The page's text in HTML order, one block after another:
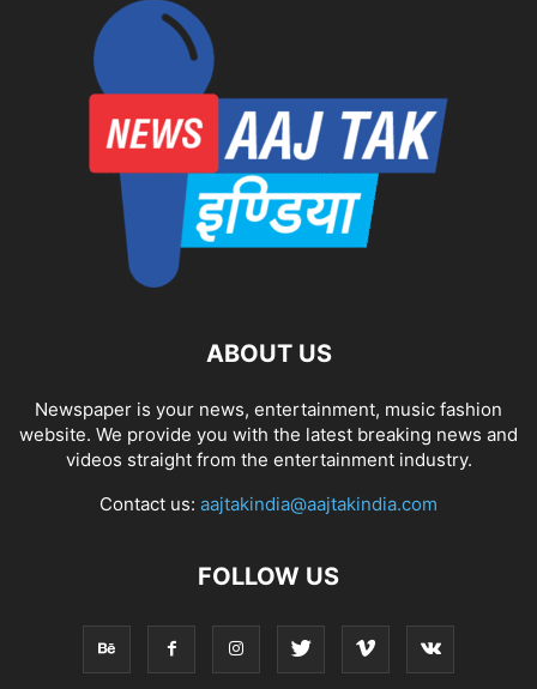
ABOUT US
Newspaper is your news, entertainment, music fashion
website. We provide you with the latest breaking news and
videos straight from the entertainment industry.
Contact us: aajtakindia@aajtakindia.com
FOLLOW US